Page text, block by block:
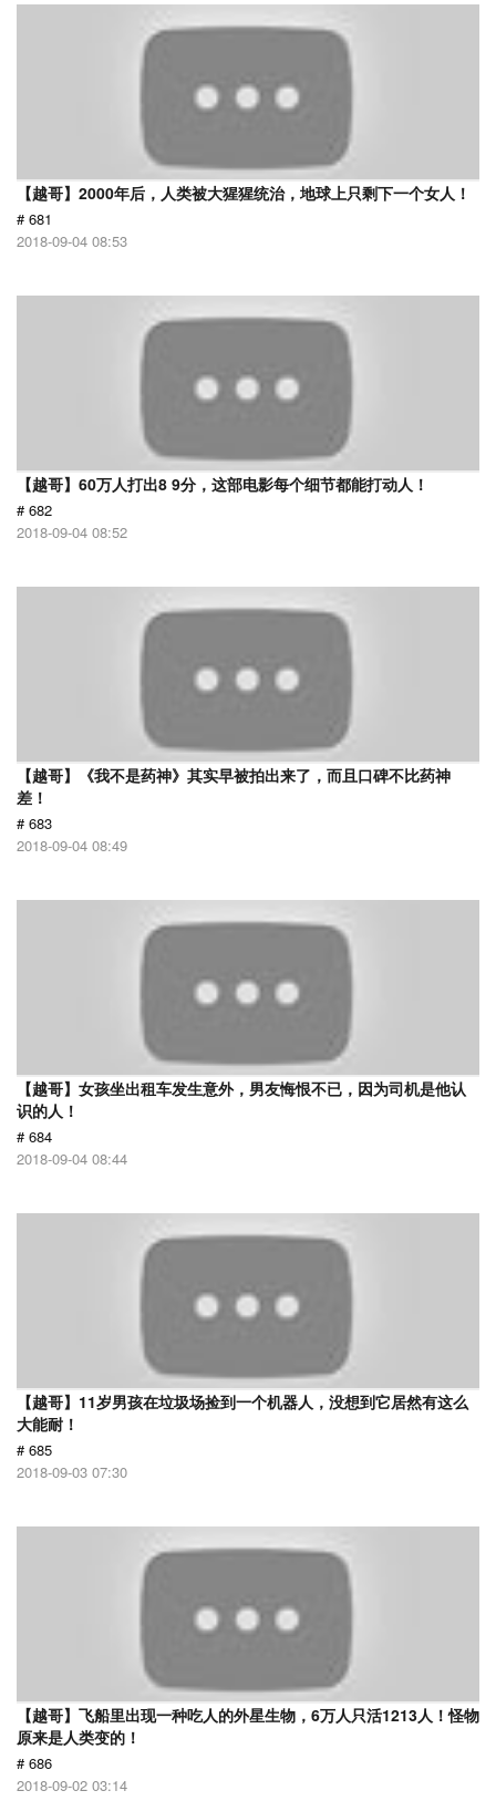
【越哥】2000年后，人类被大猩猩统治，地球上只剩下一个女人！
# 681
2018-09-04 08:53
【越哥】60万人打出8 9分，这部电影每个细节都能打动人！
# 682
2018-09-04 08:52
【越哥】《我不是药神》其实早被拍出来了，而且口碑不比药神
差！
# 683
2018-09-04 08:49
【越哥】女孩坐出租车发生意外，男友悔恨不已，因为司机是他认
识的人！
# 684
2018-09-04 08:44
【越哥】11岁男孩在垃圾场捡到一个机器人，没想到它居然有这么
大能耐！
# 685
2018-09-03 07:30
【越哥】飞船里出现一种吃人的外星生物，6万人只活1213人！怪物
原来是人类变的！
# 686
2018-09-02 03:14